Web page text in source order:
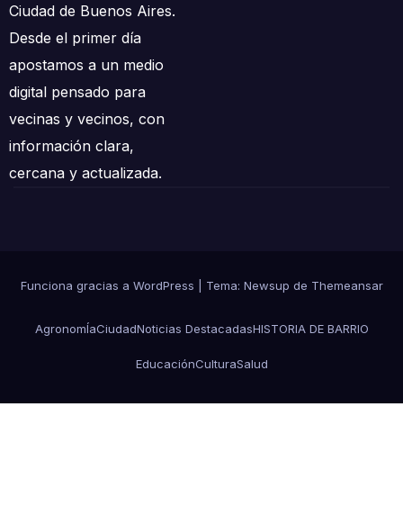
Ciudad de Buenos Aires.
Desde el primer día
apostamos a un medio
digital pensado para
vecinas y vecinos, con
información clara,
cercana y actualizada.
Funciona gracias a WordPress Tema: Newsup de Themeansar
AgronomÍaCiudadNoticias DestacadasHISTORIA DE BARRIO
EducaciónCulturaSalud